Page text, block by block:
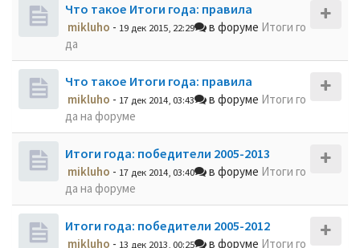
Что такое Итоги года: правила
mikluho - 19 дек 2015, 22:29 в форуме Итоги го
да
Что такое Итоги года: правила
mikluho - 17 дек 2014, 03:43 в форуме Итоги го
да на форуме
Итоги года: победители 2005-2013
mikluho - 17 дек 2014, 03:40 в форуме Итоги го
да на форуме
Итоги года: победители 2005-2012
mikluho - 13 дек 2013, 00:25 в форуме Итоги го